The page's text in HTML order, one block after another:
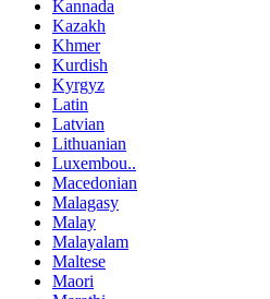
Kannada
Kazakh
Khmer
Kurdish
Kyrgyz
Latin
Latvian
Lithuanian
Luxembou..
Macedonian
Malagasy
Malay
Malayalam
Maltese
Maori